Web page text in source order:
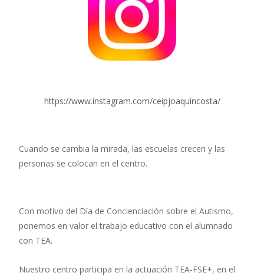
https://www.instagram.com/ceipjoaquincosta/
Cuando se cambia la mirada, las escuelas crecen y las
personas se colocan en el centro.
Con motivo del Día de Concienciación sobre el Autismo,
ponemos en valor el trabajo educativo con el alumnado
con TEA.
Nuestro centro participa en la actuación TEA-FSE+, en el